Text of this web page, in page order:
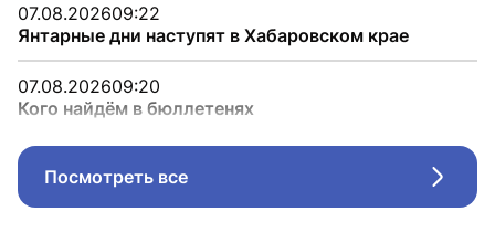
07.08.202609:22
Янтарные дни наступят в Хабаровском крае
07.08.202609:20
Кого найдём в бюллетенях
Посмотреть все